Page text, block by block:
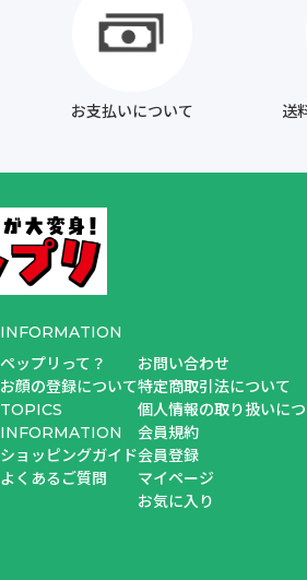
お支払いについて 送
INFORMATION
ペップリって？
お顔の登録について
TOPICS
INFORMATION
ショッピングガイド
よくあるご質問
お問い合わせ
特定商取引法について
個人情報の取り扱いに
会員規約
会員登録
マイページ
お気に入り